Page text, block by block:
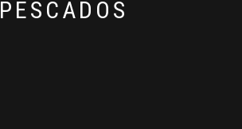
PESCADOS